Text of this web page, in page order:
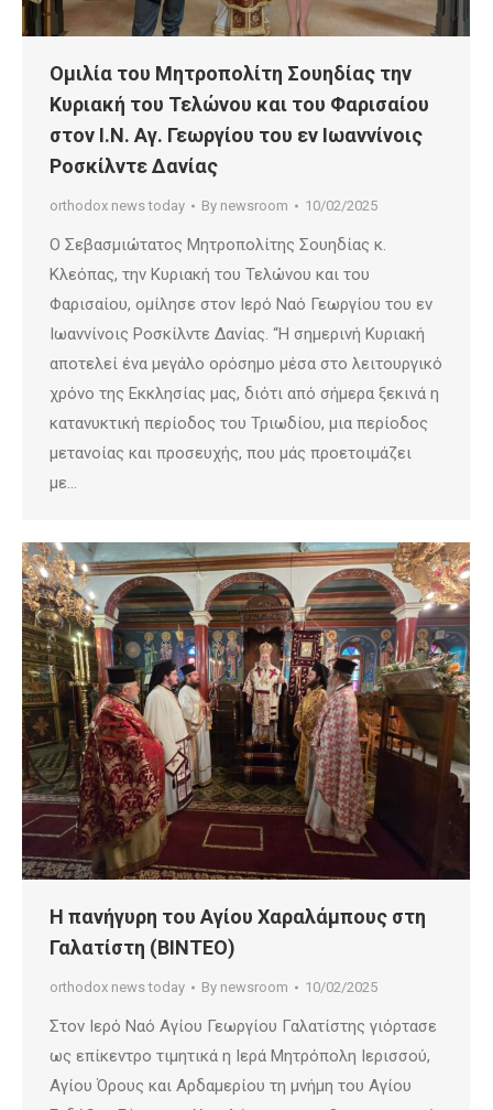
Ομιλία του Μητροπολίτη Σουηδίας την
Κυριακή του Τελώνου και του Φαρισαίου
στον I.Ν. Αγ. Γεωργίου του εν Ιωαννίνοις
Ροσκίλντε Δανίας
orthodox news today By newsroom 10/02/2025
Ο Σεβασμιώτατος Μητροπολίτης Σουηδίας κ.
Κλεόπας, την Κυριακή του Τελώνου και του
Φαρισαίου, ομίλησε στον Ιερό Ναό Γεωργίου του εν
Ιωαννίνοις Ροσκίλντε Δανίας. “Η σημερινή Κυριακή
αποτελεί ένα μεγάλο ορόσημο μέσα στο λειτουργικό
χρόνο της Εκκλησίας μας, διότι από σήμερα ξεκινά η
κατανυκτική περίοδος του Τριωδίου, μια περίοδος
μετανοίας και προσευχής, που μάς προετοιμάζει
με…
Η πανήγυρη του Αγίου Χαραλάμπους στη
Γαλατίστη (ΒΙΝΤΕΟ)
orthodox news today By newsroom 10/02/2025
Στον Ιερό Ναό Αγίου Γεωργίου Γαλατίστης γιόρτασε
ως επίκεντρο τιμητικά η Ιερά Μητρόπολη Ιερισσού,
Αγίου Όρους και Αρδαμερίου τη μνήμη του Αγίου